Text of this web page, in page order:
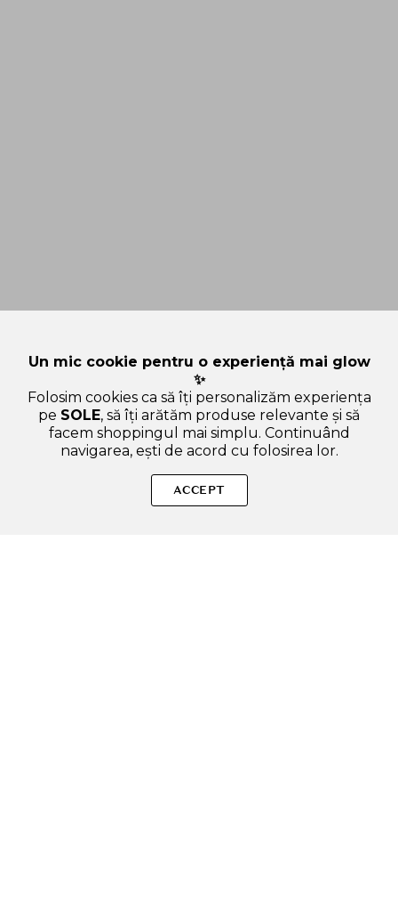
NUMBUZIN No.9 NAD+PDRN Glow Boosting Toner - toner de
fata formulat cu Salmon PDRN si niacinamida, care contribuie
Un mic cookie pentru o experiență mai glow
✨
Folosim cookies ca să îți personalizăm experiența
pe SOLE, să îți arătăm produse relevante și să
facem shoppingul mai simplu. Continuând
navigarea, ești de acord cu folosirea lor.
ACCEPT